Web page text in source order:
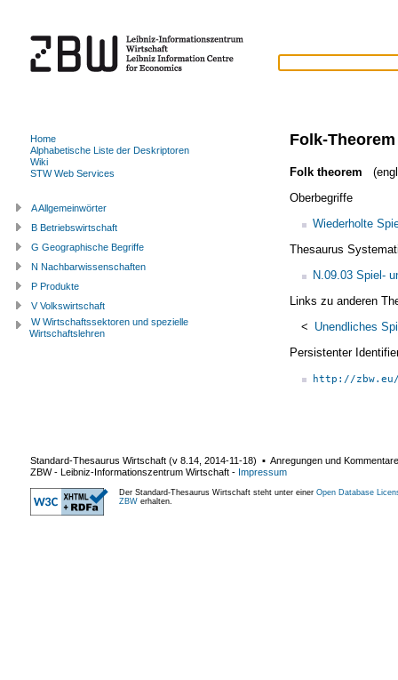
Folk-Theorem
Folk theorem
Oberbegriffe
Wiederholte
Thesaurus
N.09.03 Spiel-
Links zu anderen
< Unendliches
Persistenter
http://
Home
Alphabetische Liste der Deskriptoren
Wiki
STW Web Services
A Allgemeinwörter
B Betriebswirtschaft
G Geographische Begriffe
N Nachbarwissenschaften
P Produkte
V Volkswirtschaft
W Wirtschaftssektoren und spezielle
Wirtschaftslehren
Standard-Thesaurus Wirtschaft (v 8.14 2014-11-18) ▪ Anregungen und
ZBW - Leibniz-Informationszentrum Wirtschaft - Impressum
Der Standard-Thesaurus Wirtschaft steht unter einer Open Database
ZBW erhalten.